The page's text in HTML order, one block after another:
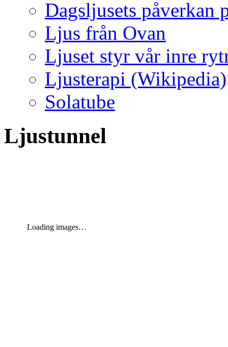
Dagsljusets påverkan
Ljus från Ovan
Ljuset styr vår inre
Ljusterapi (Wikipedia)
Solatube
Ljustunnel
Loading images…